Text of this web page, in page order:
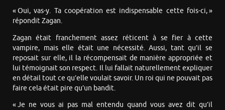
« Oui, vas-y. Ta coopération est indispensable cette fois-ci, »
répondit Zagan.
Zagan était franchement assez réticent à se fier à cette
vampire, mais elle était une nécessité. Aussi, tant qu’il se
reposait sur elle, il la récompensait de manière appropriée et
lui témoignait son respect. Il lui fallait naturellement expliquer
en détail tout ce qu’elle voulait savoir. Un roi qui ne pouvait pas
faire cela était pire qu’un bandit.
« Je ne vous ai pas mal entendu quand vous avez dit qu’il